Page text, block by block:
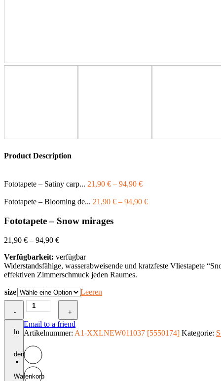
Product Description
Fototapete – Satiny carp... 21,90 € – 94,90 €
Fototapete – Blooming de... 21,90 € – 94,90 €
Fototapete – Snow mirages
21,90 € – 94,90 €
Verfügbarkeit: verfügbar
Widerstandsfähige, wasserabweisende und kratzfeste Vliestapete
effektiven Zimmerschmuck jeden Raumes.
size Leeren
-
Fototapete
-
Snow
mirages
+
In
den
Warenkorb
Email to a friend
Artikelnummer: A1-XXLNEW011037 [5550174] Kategorie: